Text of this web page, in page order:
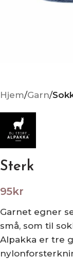
Hjem Garn
Sterk
95kr
Garnet egner
små, som til
Alpakka er tre